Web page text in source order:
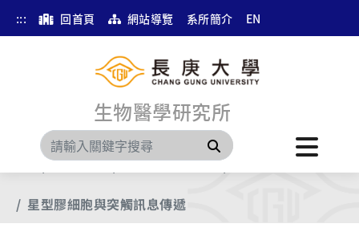
::: 回首頁 網站導覽 系所簡介 EN
生物醫學研究所
搜尋
預設選單 研究團隊與領域
星型膠細胞與突觸訊息傳遞